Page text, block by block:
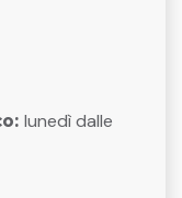
lunedì dalle